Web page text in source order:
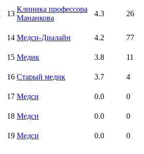
13
Клиника профессора
Мананкова
4.3 26
14 Медси-Диалайн 4.2
77
15 Медик 3.8
11
16 Старый медик 3.7
4
17 Медси 0.0
0
18 Медси 0.0
0
19 Медси 0.0 0